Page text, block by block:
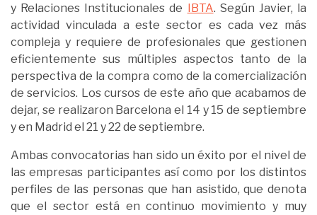
y Relaciones Institucionales de IBTA. Según Javier, la
actividad vinculada a este sector es cada vez más
compleja y requiere de profesionales que gestionen
eficientemente sus múltiples aspectos tanto de la
perspectiva de la compra como de la comercialización
de servicios. Los cursos de este año que acabamos de
dejar, se realizaron Barcelona el 14 y 15 de septiembre
y en Madrid el 21 y 22 de septiembre.
Ambas convocatorias han sido un éxito por el nivel de
las empresas participantes así como por los distintos
perfiles de las personas que han asistido, que denota
que el sector está en continuo movimiento y muy